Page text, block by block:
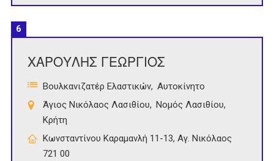
6
ΧΑΡΟΥΛΗΣ ΓΕΩΡΓΙΟΣ
Βουλκανιζατέρ Ελαστικών Αυτοκίνητο
Άγιος Νικόλαος Λασιθίου
Νομός Λασιθίου
Κρήτη
Κωνσταντίνου Καραμανλή 11-13, Αγ. Νικόλαος
721 00